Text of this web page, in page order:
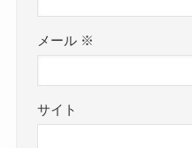
メール ※
サイト